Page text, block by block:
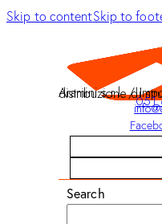
Skip to contentSkip to
Aramini s.r.l. / Importazione e051
Search